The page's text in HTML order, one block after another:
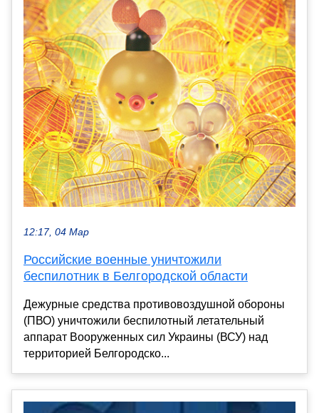
12:17, 04 Мар
Российские военные уничтожили
беспилотник в Белгородской области
Дежурные средства противовоздушной обороны
(ПВО) уничтожили беспилотный летательный
аппарат Вооруженных сил Украины (ВСУ) над
территорией Белгородско...